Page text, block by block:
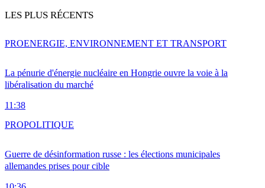
LES PLUS RÉCENTS
La pénurie d'énergie nucléaire en Hongrie ouvre la voie à la
libéralisation du marché
11:38
PROENERGIE, ENVIRONNEMENT ET TRANSPORT
Guerre de désinformation russe : les élections municipales
allemandes prises pour cible
PROPOLITIQUE